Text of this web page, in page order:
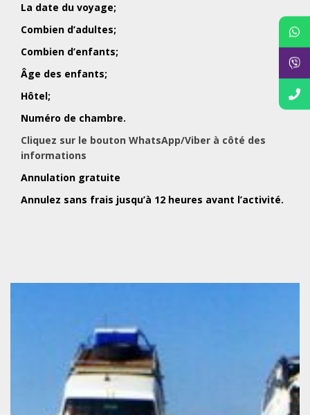
La date du voyage;
Combien d’adultes;
Combien d’enfants;
Âge des enfants;
Hôtel;
Numéro de chambre.
Cliquez sur le bouton WhatsApp/Viber à côté des
informations
Annulation gratuite
Annulez sans frais jusqu’à 12 heures avant l’activité.